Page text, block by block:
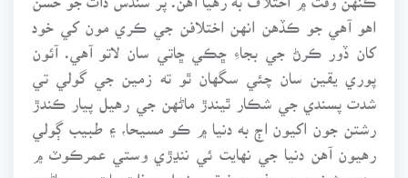
اهو آهي جو ڪڏهن انهن اختلافن جي ڪري مون کي خود
کان ڏور ڪرڻ جي بجاءِ ڇڪي ڇاتي سان لاتو آهي. آئون
پوري يقين سان چئي سگهان ٿو ته زمين جي گولي تي
شدت پسندي جي شڪار ٿيندڙ ماڻهن جي رهيل پيار ڪندڙ
رشتن جون اکيون اڄ به دنيا ۾ ڪو مسيحا، ۽ طبيب ڳولي
رهيون آهن دنيا جي نهايت ئي ننڍڙي وستي عمرڪوٽ ۾
جنهن شخص هر مذهب، فرقي، نسل ۽ ذات پات جي ماڻهن